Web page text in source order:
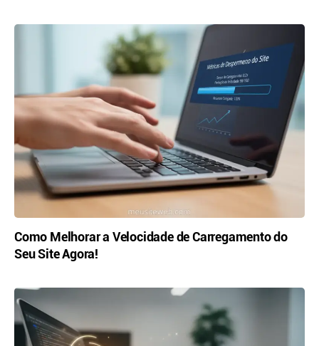
Como Melhorar a Velocidade de Carregamento do
Seu Site Agora!